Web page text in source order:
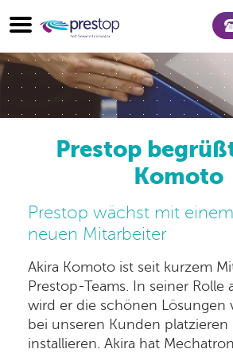
Prestop
Komoto
Prestop wächst mit
neuen Mitarbeiter
Akira Komoto ist seit kurzem
Prestop-Teams. In seiner Rolle
wird er die schönen Lösungen
bei unseren Kunden platzieren
installieren. Akira hat